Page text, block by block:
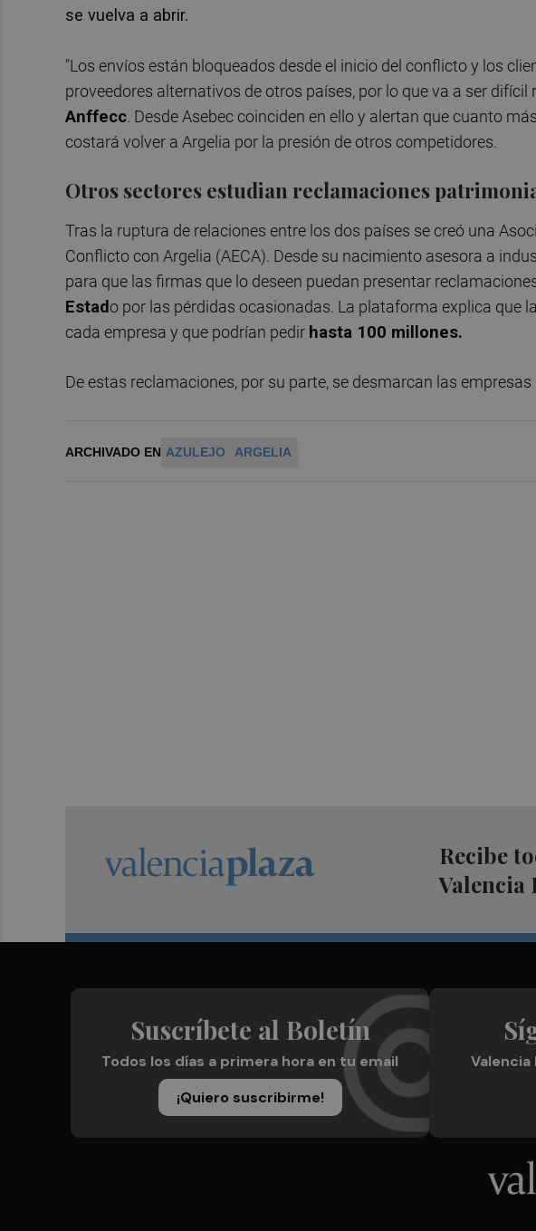
se vuelva a abrir.
"Los envíos están bloqueados desde el inicio del conflicto y los
proveedores alternativos de otros países, por lo que va a ser difícil
Anffecc. Desde Asebec coinciden en ello y alertan que cuanto
costará volver a Argelia por la presión de otros competidores.
Otros sectores estudian reclamaciones
Tras la ruptura de relaciones entre los dos países se creó una
Conflicto con Argelia (AECA). Desde su nacimiento asesora a
para que las firmas que lo deseen puedan presentar
Estad o por las pérdidas ocasionadas. La plataforma explica que
cada empresa y que podrían pedir hasta 100 millones.
De estas reclamaciones, por su parte, se desmarcan las
ARCHIVADO EN AZULEJO ARGELIA
Recibe
Valencia
Suscríbete al Boletín
Todos los días a primera hora en tu email
¡Quiero suscribirme!